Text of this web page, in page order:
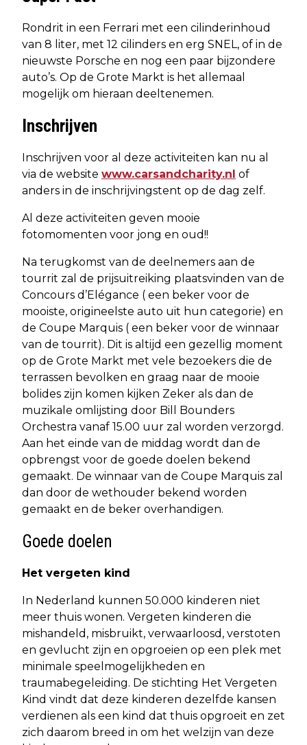
Rondrit in een Ferrari met een cilinderinhoud
van 8 liter, met 12 cilinders en erg SNEL, of in de
nieuwste Porsche en nog een paar bijzondere
auto’s. Op de Grote Markt is het allemaal
mogelijk om hieraan deeltenemen.
Inschrijven
Inschrijven voor al deze activiteiten kan nu al
via de website www.carsandcharity.nl of
anders in de inschrijvingstent op de dag zelf.
Al deze activiteiten geven mooie
fotomomenten voor jong en oud!!
Na terugkomst van de deelnemers aan de
tourrit zal de prijsuitreiking plaatsvinden van de
Concours d’Elégance ( een beker voor de
mooiste, origineelste auto uit hun categorie) en
de Coupe Marquis ( een beker voor de winnaar
van de tourrit). Dit is altijd een gezellig moment
op de Grote Markt met vele bezoekers die de
terrassen bevolken en graag naar de mooie
bolides zijn komen kijken Zeker als dan de
muzikale omlijsting door Bill Bounders
Orchestra vanaf 15.00 uur zal worden verzorgd.
Aan het einde van de middag wordt dan de
opbrengst voor de goede doelen bekend
gemaakt. De winnaar van de Coupe Marquis zal
dan door de wethouder bekend worden
gemaakt en de beker overhandigen.
Goede doelen
Het vergeten kind
In Nederland kunnen 50.000 kinderen niet
meer thuis wonen. Vergeten kinderen die
mishandeld, misbruikt, verwaarloosd, verstoten
en gevlucht zijn en opgroeien op een plek met
minimale speelmogelijkheden en
traumabegeleiding. De stichting Het Vergeten
Kind vindt dat deze kinderen dezelfde kansen
verdienen als een kind dat thuis opgroeit en zet
zich daarom breed in om het welzijn van deze